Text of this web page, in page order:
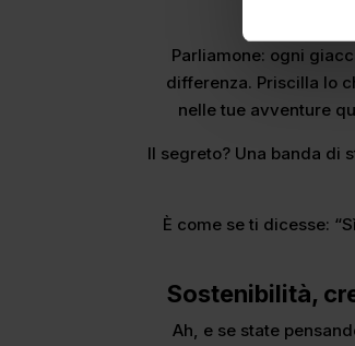
Parliamone: ogni
differenza. Priscilla lo
nelle tue avventure
Il segreto? Una banda di
È come se ti dicesse:
Sostenibilità,
Ah, e se state